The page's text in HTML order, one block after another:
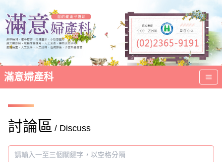
滿意婦產科
討論區 / Discuss